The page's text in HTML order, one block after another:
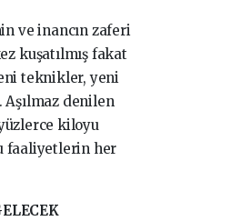
ve inancın zaferi
kuşatılmış fakat
teknikler, yeni
denilen
kiloyu
faaliyetlerin her